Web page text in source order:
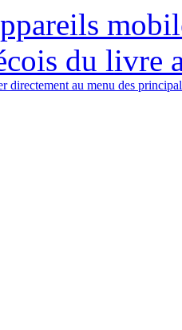
du livre
directement au menu des